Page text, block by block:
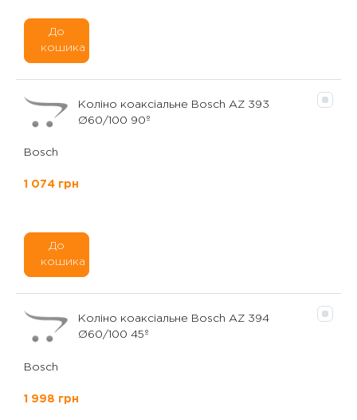
До
кошика
Коліно коаксіальне Bosch AZ 393
Ø60/100 90º
Bosch
1 074 грн
До
кошика
Коліно коаксіальне Bosch AZ 394
Ø60/100 45º
Bosch
1 998 грн